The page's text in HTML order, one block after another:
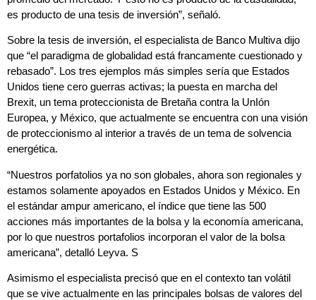
es producto de una tesis de inversión”, señaló.
Sobre la tesis de inversión, el especialista de Banco Multiva dijo
que “el paradigma de globalidad está francamente cuestionado y
rebasado”. Los tres ejemplos más simples sería que Estados
Unidos tiene cero guerras activas; la puesta en marcha del
Brexit, un tema proteccionista de Bretaña contra la UnIón
Europea, y México, que actualmente se encuentra con una visión
de proteccionismo al interior a través de un tema de solvencia
energética.
“Nuestros porfatolios ya no son globales, ahora son regionales y
estamos solamente apoyados en Estados Unidos y México. En
el estándar ampur americano, el índice que tiene las 500
acciones más importantes de la bolsa y la economía americana,
por lo que nuestros portafolios incorporan el valor de la bolsa
americana”, detalló Leyva. S
Asimismo el especialista precisó que en el contexto tan volátil
que se vive actualmente en las principales bolsas de valores del